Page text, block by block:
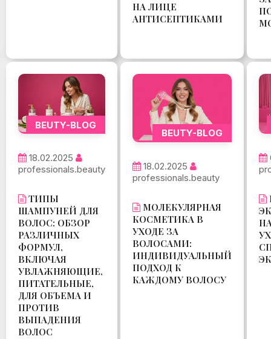
НА ЛИЦЕ
АНТИСЕПТИКАМИ
BEUTY-BLOG
18.02.2025
professionals.beauty
ТИПЫ
ШАМПУНЕЙ ДЛЯ
ВОЛОС: ОБЗОР
РАЗЛИЧНЫХ
ФОРМУЛ,
ВКЛЮЧАЯ
УВЛАЖНЯЮЩИЕ,
ПИТАТЕЛЬНЫЕ,
ДЛЯ ОБЪЕМА И
ПРОТИВ
ВЫПАДЕНИЯ
ВОЛОС
BEUTY-BLOG
18.02.2025
professionals.beauty
МОЛЕКУЛЯРНАЯ
КОСМЕТИКА В
УХОДЕ ЗА
ВОЛОСАМИ:
ИНДИВИДУАЛЬНЫЙ
ПОДХОД К
КАЖДОМУ ВОЛОСУ